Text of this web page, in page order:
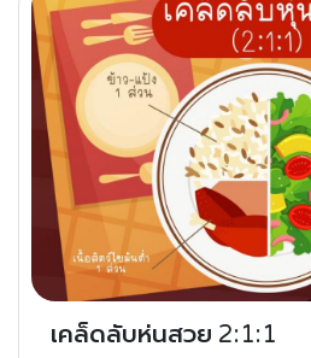
เคล็ดลับห่นสวย 2:1:1